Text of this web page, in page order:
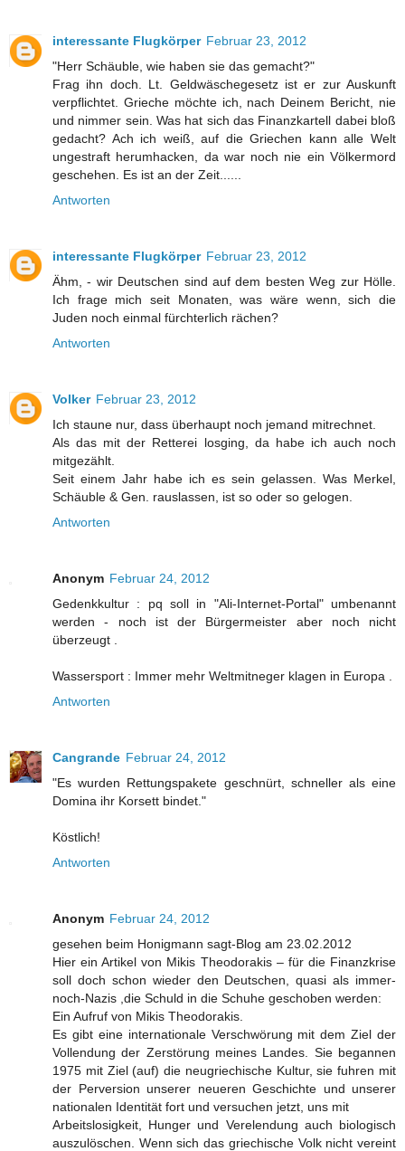
interessante Flugkörper Februar 23, 2012
"Herr Schäuble, wie haben sie das gemacht?"
Frag ihn doch. Lt. Geldwäschegesetz ist er zur Auskunft
verpflichtet. Grieche möchte ich, nach Deinem Bericht, nie
und nimmer sein. Was hat sich das Finanzkartell dabei bloß
gedacht? Ach ich weiß, auf die Griechen kann alle Welt
ungestraft herumhacken, da war noch nie ein Völkermord
geschehen. Es ist an der Zeit......
Antworten
interessante Flugkörper Februar 23, 2012
Ähm, - wir Deutschen sind auf dem besten Weg zur Hölle.
Ich frage mich seit Monaten, was wäre wenn, sich die
Juden noch einmal fürchterlich rächen?
Antworten
Volker Februar 23, 2012
Ich staune nur, dass überhaupt noch jemand mitrechnet.
Als das mit der Retterei losging, da habe ich auch noch
mitgezählt.
Seit einem Jahr habe ich es sein gelassen. Was Merkel,
Schäuble & Gen. rauslassen, ist so oder so gelogen.
Antworten
Anonym Februar 24, 2012
Gedenkkultur : pq soll in "Ali-Internet-Portal" umbenannt
werden - noch ist der Bürgermeister aber noch nicht
überzeugt .
Wassersport : Immer mehr Weltmitneger klagen in Europa .
Antworten
Cangrande Februar 24, 2012
"Es wurden Rettungspakete geschnürt, schneller als eine
Domina ihr Korsett bindet."
Köstlich!
Antworten
Anonym Februar 24, 2012
gesehen beim Honigmann sagt-Blog am 23.02.2012
Hier ein Artikel von Mikis Theodorakis – für die Finanzkrise
soll doch schon wieder den Deutschen, quasi als immer-
noch-Nazis ,die Schuld in die Schuhe geschoben werden:
Ein Aufruf von Mikis Theodorakis.
Es gibt eine internationale Verschwörung mit dem Ziel der
Vollendung der Zerstörung meines Landes. Sie begannen
1975 mit Ziel (auf) die neugriechische Kultur, sie fuhren mit
der Perversion unserer neueren Geschichte und unserer
nationalen Identität fort und versuchen jetzt, uns mit
Arbeitslosigkeit, Hunger und Verelendung auch biologisch
auszulöschen. Wenn sich das griechische Volk nicht vereint